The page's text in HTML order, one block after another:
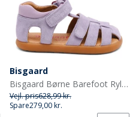
Bisgaard
Bisgaard Børne Barefoot Ryle Sandaler Violet
Vejl. pris628,99 kr.
Spare279,00 kr.